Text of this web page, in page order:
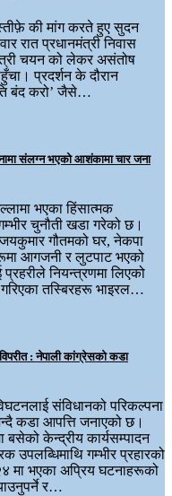
की मांग करते हुए सुदन
रात प्रधानमंत्री निवास
चयन को लेकर असंतोष
प्रदर्शन के दौरान
बंद करो’ जैसे…
संलग्न भएको आशंकामा चार जना
भएका हिंसात्मक
चुनौती खडा गरेको छ।
गौतमको घर, नेकपा
आगजनी र लुटपाट भएको
नियन्त्रणमा लिएको
तस्बिरहरू भाइरल…
: नेपाली कांग्रेसको कडा
संविधानको परिकल्पना
कडा आपत्ति जनाएको छ।
केन्द्रीय कार्यसम्पादन
उपलब्धिमाथि गम्भीर प्रहारको
मा भएका अप्रिय घटनाहरूको
र…